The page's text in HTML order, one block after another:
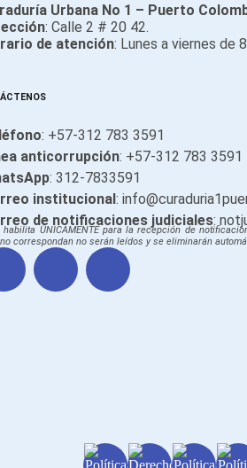
Urbana No 1 – Puerto
: Calle 2 # 20 42.
de atención: Lunes a viernes de
: +57-312 783 3591
anticorrupción: +57-312 783 3591
: 312-7833591
institucional:
de notificaciones judiciales:
habilita ÚNICAMENTE para la recepción de
correspondan no serán leídos y se eliminarán